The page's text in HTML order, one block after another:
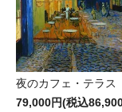
夜のカフェ・テラス
79,000円(税込